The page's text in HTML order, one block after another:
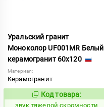
Уральский гранит
Моноколор UF001MR Белый
керамогранит 60x120
Материал:
Керамогранит
482218
Код товара:
звук тяжелой скромности